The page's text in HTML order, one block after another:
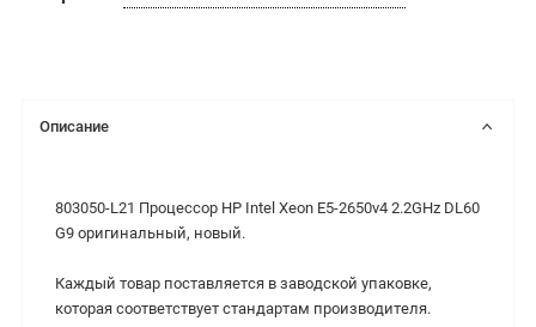
Описание
803050-L21 Процессор HP Intel Xeon E5-2650v4 2.2GHz DL60
G9 оригинальный, новый.
Каждый товар поставляется в заводской упаковке,
которая соответствует стандартам производителя.